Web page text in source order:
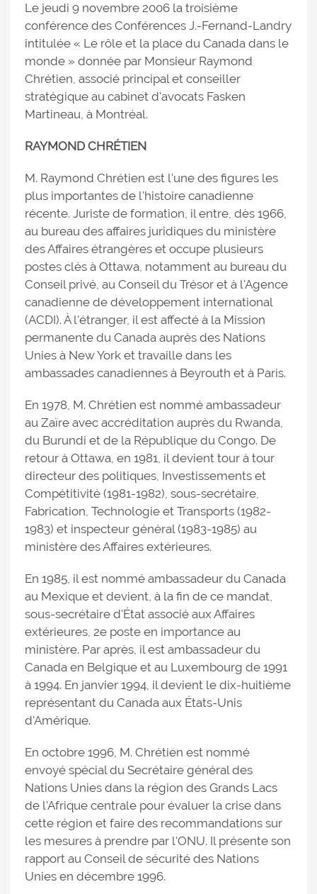
Le jeudi 9 novembre 2006 la troisième
conférence des Conférences J.-Fernand-Landry
intitulée « Le rôle et la place du Canada dans le
monde » donnée par Monsieur Raymond
Chrétien, associé principal et conseiller
stratégique au cabinet d'avocats Fasken
Martineau, à Montréal.
RAYMOND CHRÉTIEN
M. Raymond Chrétien est l'une des figures les
plus importantes de l'histoire canadienne
récente. Juriste de formation, il entre, dès 1966,
au bureau des affaires juridiques du ministère
des Affaires étrangères et occupe plusieurs
postes clés à Ottawa, notamment au bureau du
Conseil privé, au Conseil du Trésor et à l'Agence
canadienne de développement international
(ACDI). À l'étranger, il est affecté à la Mission
permanente du Canada auprès des Nations
Unies à New York et travaille dans les
ambassades canadiennes à Beyrouth et à Paris.
En 1978, M. Chrétien est nommé ambassadeur
au Zaïre avec accréditation auprès du Rwanda,
du Burundi et de la République du Congo. De
retour à Ottawa, en 1981, il devient tour à tour
directeur des politiques, Investissements et
Compétitivité (1981-1982), sous-secrétaire,
Fabrication, Technologie et Transports (1982-
1983) et inspecteur général (1983-1985) au
ministère des Affaires extérieures.
En 1985, il est nommé ambassadeur du Canada
au Mexique et devient, à la fin de ce mandat,
sous-secrétaire d'État associé aux Affaires
extérieures, 2e poste en importance au
ministère. Par après, il est ambassadeur du
Canada en Belgique et au Luxembourg de 1991
à 1994. En janvier 1994, il devient le dix-huitième
représentant du Canada aux États-Unis
d'Amérique.
En octobre 1996, M. Chrétien est nommé
envoyé spécial du Secrétaire général des
Nations Unies dans la région des Grands Lacs
de l'Afrique centrale pour évaluer la crise dans
cette région et faire des recommandations sur
les mesures à prendre par l'ONU. Il présente son
rapport au Conseil de sécurité des Nations
Unies en décembre 1996.